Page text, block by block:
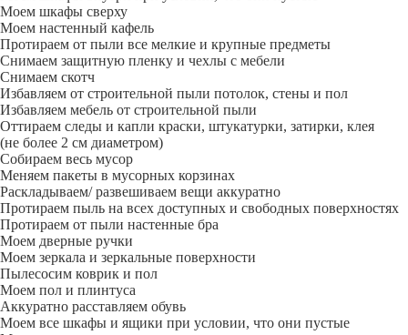
Моем шкафы сверху
Моем настенный кафель
Протираем от пыли все мелкие и крупные предметы
Снимаем защитную пленку и чехлы с мебели
Снимаем скотч
Избавляем от строительной пыли потолок, стены и пол
Избавляем мебель от строительной пыли
Оттираем следы и капли краски, штукатурки, затирки, клея
(не более 2 см диаметром)
Собираем весь мусор
Меняем пакеты в мусорных корзинах
Раскладываем/ развешиваем вещи аккуратно
Протираем пыль на всех доступных и свободных поверхностях
Протираем от пыли настенные бра
Моем дверные ручки
Моем зеркала и зеркальные поверхности
Пылесосим коврик и пол
Моем пол и плинтуса
Аккуратно расставляем обувь
Моем все шкафы и ящики при условии, что они пустые